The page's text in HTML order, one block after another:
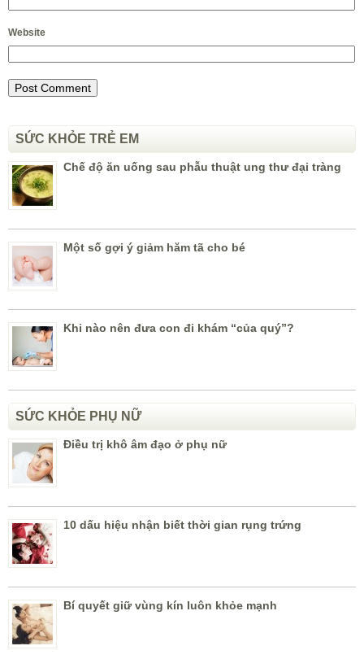
Website
SỨC KHỎE TRẺ EM
Chế độ ăn uống sau phẫu thuật ung thư đại tràng
Một số gợi ý giảm hăm tã cho bé
Khi nào nên đưa con đi khám “của quý”?
SỨC KHỎE PHỤ NỮ
Điều trị khô âm đạo ở phụ nữ
10 dấu hiệu nhận biết thời gian rụng trứng
Bí quyết giữ vùng kín luôn khỏe mạnh